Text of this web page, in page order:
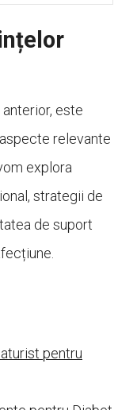
este
relevante
explora
strategii de
de suport
pentru